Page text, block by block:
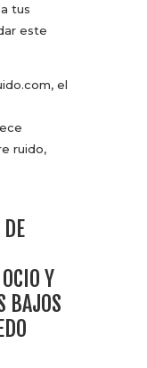
tus
este
el
ruido,
Y
BAJOS